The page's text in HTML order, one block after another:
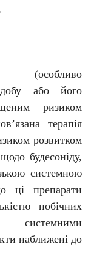
(особливо
або його
ризиком
терапія
розвитком
будесоніду,
системною
ці препарати
побічних
наближені до